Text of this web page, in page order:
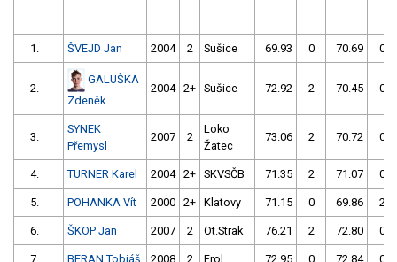
1. ŠVEJD Jan 2004 2 Sušice 69.93 0 70.69 0
2.
GALUŠKA
Zdeněk
2004 2+ Sušice 72.92 2 70.45 0
3.
SYNEK
Přemysl
2007 2
Loko
Žatec
73.06 2 70.72 0
4. TURNER Karel 2004 2+ SKVSČB 71.35 2 71.07 0
5. POHANKA Vít 2000 2+ Klatovy 71.15 0 69.86 2
6. ŠKOP Jan 2007 2 Ot.Strak 76.21 2 72.80 0
7. BERAN Tobiáš 2008 2 Frol 72.95 0 72.84 0